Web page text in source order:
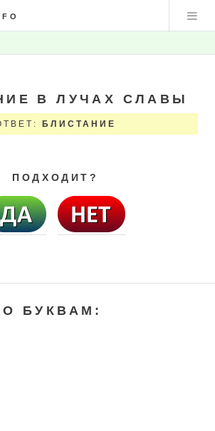
В ЛУЧАХ СЛАВЫ
БЛИСТАНИЕ
ПОДХОДИТ?
БУКВАМ: